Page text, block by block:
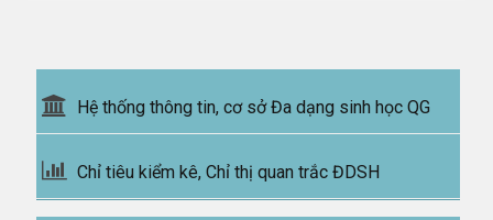
Hệ thống thông tin, cơ sở Đa dạng sinh học QG
Chỉ tiêu kiểm kê, Chỉ thị quan trắc ĐDSH